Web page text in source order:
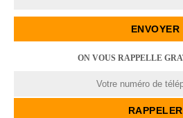
ON VOUS RAPPELLE